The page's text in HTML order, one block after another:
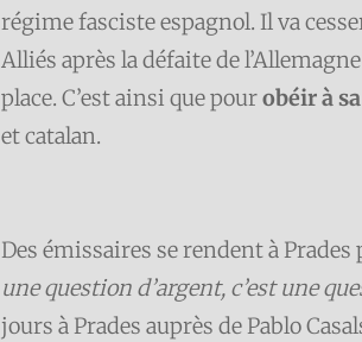
régime fasciste espagnol. Il va
Alliés après la défaite de
place. C’est ainsi que pourobéir à
et catalan.
Des émissaires se rendent à
une question d’argent, c’est une
jours à Prades auprès de Pablo